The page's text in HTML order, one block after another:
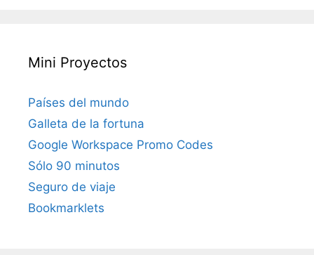
Mini Proyectos
Países del mundo
Galleta de la fortuna
Google Workspace Promo Codes
Sólo 90 minutos
Seguro de viaje
Bookmarklets